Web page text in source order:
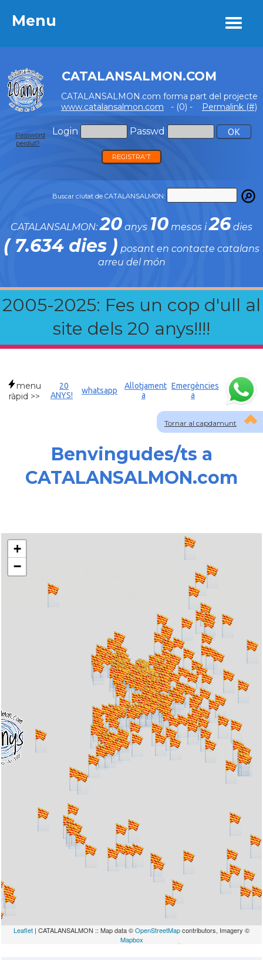
Menu
CATALANSALMON.COM
CATALANSALMON.com forma part del projecte
www.catalansalmon.com - (0) - Permalink (#)
Login Passwd
Password
perdut?
REGISTRA'T
Buscar ciutat de CATALANSALMON:
CATALANSALMON:20 anys 10 mesos i26 dies
( 7.634 dies ) posant en contacte catalans
arreu del món
2005-2025: Fes un cop d'ull al
site dels 20 anys!!!!
Menu
Tornar al capdamunt
menu
ràpid >>
20
ANYS!
whatsapp
Allotjament
a
Emergències
a
Benvingudes/ts a
CATALANSALMON.com
... carregant 484 webs... un moment si us
+
−
Leaflet | CATALANSALMON :: Map data ©OpenStreetMapcontributors, Imagery ©
Mapbox